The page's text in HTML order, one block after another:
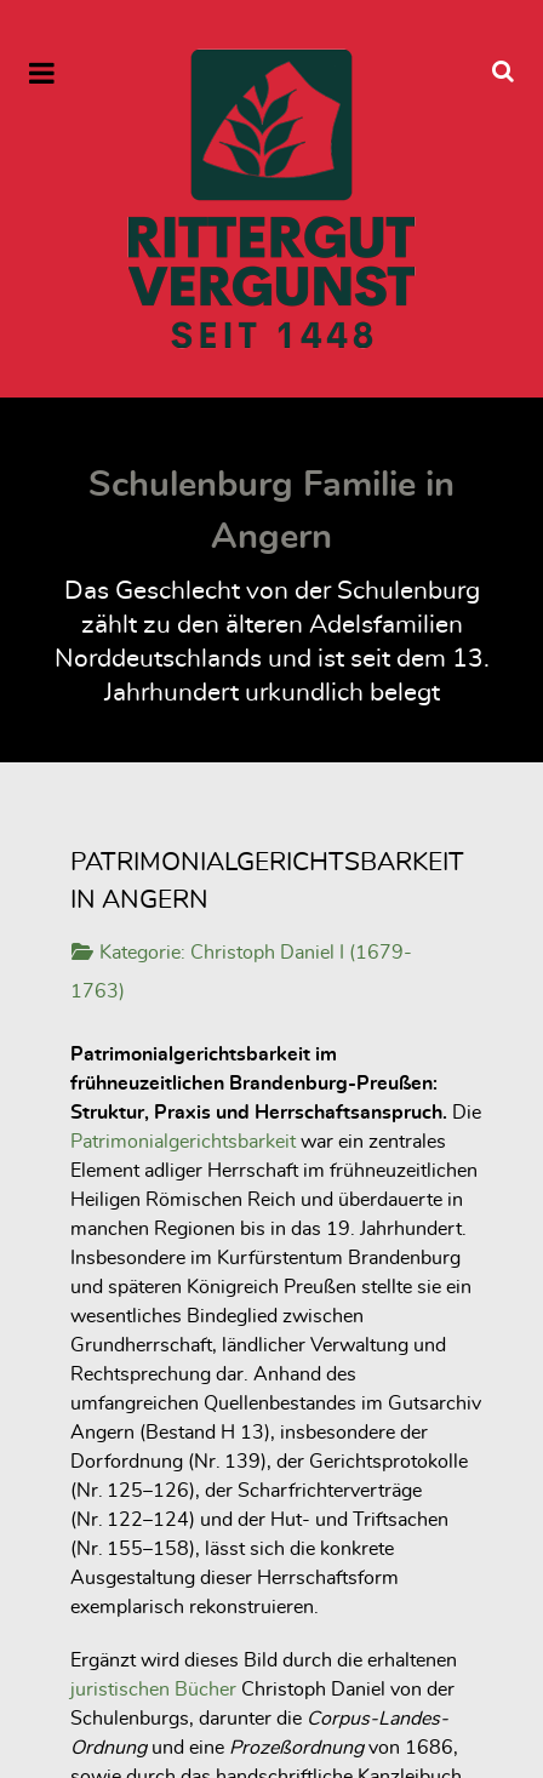
Schulenburg Familie in
Angern
Das Geschlecht von der Schulenburg
zählt zu den älteren Adelsfamilien
Norddeutschlands und ist seit dem 13.
Jahrhundert urkundlich belegt
PATRIMONIALGERICHTSBARKEIT
IN ANGERN
Kategorie: Christoph Daniel I (1679-
1763)
Patrimonialgerichtsbarkeit im
frühneuzeitlichen Brandenburg-Preußen:
Struktur, Praxis und Herrschaftsanspruch.
Die
Patrimonialgerichtsbarkeitwar ein zentrales
Element adliger Herrschaft im frühneuzeitlichen
Heiligen Römischen Reich und überdauerte in
manchen Regionen bis in das 19. Jahrhundert.
Insbesondere im Kurfürstentum Brandenburg
und späteren Königreich Preußen stellte sie ein
wesentliches Bindeglied zwischen
Grundherrschaft, ländlicher Verwaltung und
Rechtsprechung dar. Anhand des
umfangreichen Quellenbestandes im Gutsarchiv
Angern (Bestand H 13), insbesondere der
Dorfordnung (Nr. 139), der Gerichtsprotokolle
(Nr. 125–126), der Scharfrichterverträge
(Nr. 122–124) und der Hut- und Triftsachen
(Nr. 155–158), lässt sich die konkrete
Ausgestaltung dieser Herrschaftsform
exemplarisch rekonstruieren.
Ergänzt wird dieses Bild durch die erhaltenen
juristischen Bücher Christoph Daniel von der
Schulenburgs, darunter die Corpus-Landes-
Ordnungund eine Prozeßordnungvon 1686,